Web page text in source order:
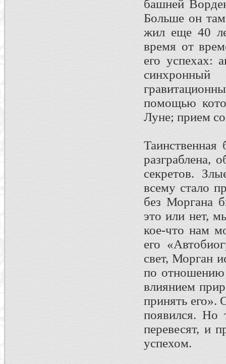
башней
Больше он
жил еще 40
время от
его успехах:
помощью
Луне; прием
разграблена,
секретов.
всему стало
без Моргана
это или нет,
кое-что нам
его
свет, Морган
по
влиянием
принять его».
появился. Но
перевесят, и
успехом.